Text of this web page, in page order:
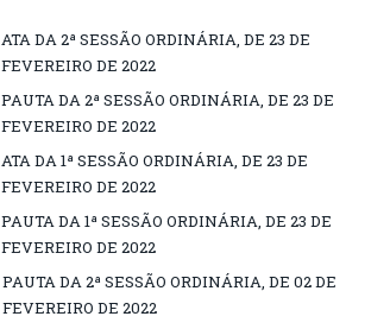
ATA DA 2ª SESSÃO ORDINÁRIA, DE 23 DE
FEVEREIRO DE 2022
PAUTA DA 2ª SESSÃO ORDINÁRIA, DE 23 DE
FEVEREIRO DE 2022
ATA DA 1ª SESSÃO ORDINÁRIA, DE 23 DE
FEVEREIRO DE 2022
PAUTA DA 1ª SESSÃO ORDINÁRIA, DE 23 DE
FEVEREIRO DE 2022
PAUTA DA 2ª SESSÃO ORDINÁRIA, DE 02 DE
FEVEREIRO DE 2022